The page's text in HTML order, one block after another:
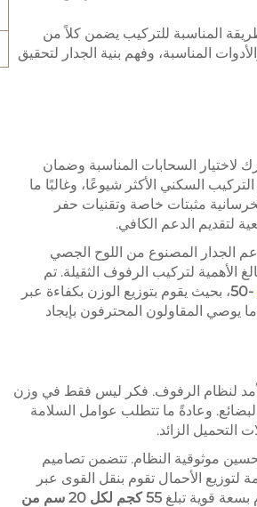
المناسبة للتركيب يضمن كلاً من
المناسبة، وفهم بنية الجدار لتحقيق
السحابات المناسبة وضمان
السكني الأكثر شيوعًا، وغالبًا ما
24 بوصة. تتطلب الجدران الخرسانية مثبتات خاصة وتقنيات حفر
لتقديم الدعم الكافي.
الجدار المصنوع من اللوح الجصي
الأهمية لتركيب الرفوف الثقيلة. تم
-50
، بحيث يقوم بتوزيع الوزن بكفاءة عبر
يوصي المقاولون المحترفون بإيجاد
لنظام الرفوف. فكر ليس فقط في وزن
وعادةً ما تتطلب عوامل السلامة
موثوقية النظام. تتضمن تصاميم
لتوزيع الأحمال تقوم بنقل القوى عبر
بسعة قوية تبلغ
55 كجم لكل 20 سم من